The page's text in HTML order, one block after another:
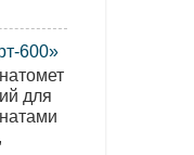
600»
для